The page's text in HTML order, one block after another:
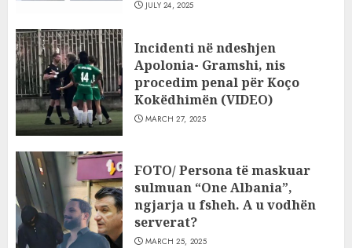
JULY 24, 2025
Incidenti në ndeshjen
Apolonia- Gramshi, nis
procedim penal për Koço
Kokëdhimën (VIDEO)
MARCH 27, 2025
FOTO/ Persona të maskuar
sulmuan “One Albania”,
ngjarja u fsheh. A u vodhën
serverat?
MARCH 25, 2025